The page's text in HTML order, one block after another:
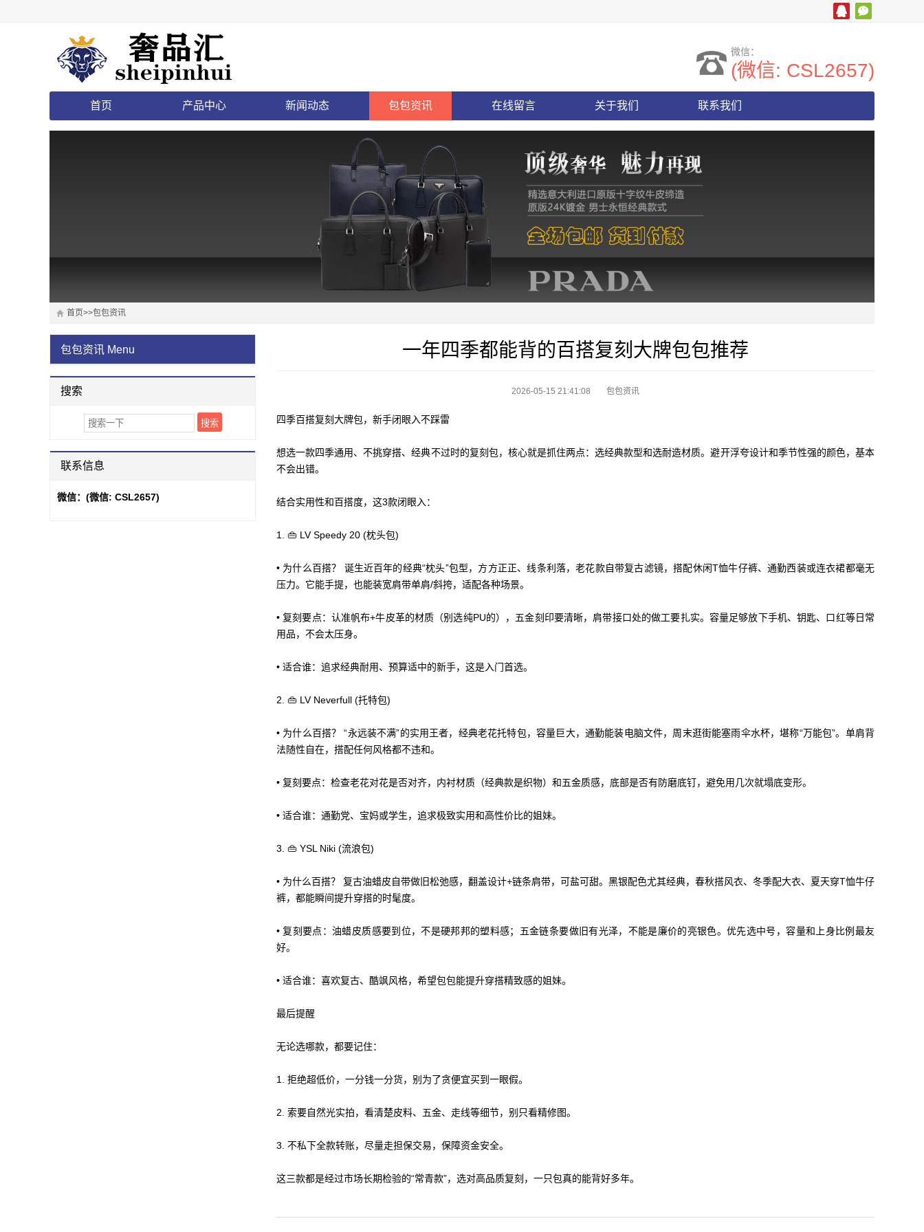
微信：
(微信: CSL2657)
首页 产品中心 新闻动态 包包资讯 在线留言 关于我们 联系我们
首页>>包包资讯
一年四季都能背的百搭复刻大牌包包推荐
2026-05-15 21:41:08 包包资讯
四季百搭复刻大牌包，新手闭眼入不踩雷
想选一款四季通用、不挑穿搭、经典不过时的复刻包，核心就是抓住两点：选经典款型和选耐造材质。避开浮夸设计和季节性强的颜色，基本
不会出错。
结合实用性和百搭度，这3款闭眼入：
1. 👜 LV Speedy 20 (枕头包)
• 为什么百搭？ 诞生近百年的经典“枕头”包型，方方正正、线条利落，老花款自带复古滤镜，搭配休闲T恤牛仔裤、通勤西装或连衣裙都毫无
压力。它能手提，也能装宽肩带单肩/斜挎，适配各种场景。
• 复刻要点：认准帆布+牛皮革的材质（别选纯PU的），五金刻印要清晰，肩带接口处的做工要扎实。容量足够放下手机、钥匙、口红等日常
用品，不会太压身。
• 适合谁：追求经典耐用、预算适中的新手，这是入门首选。
2. 👜 LV Neverfull (托特包)
• 为什么百搭？ “永远装不满”的实用王者，经典老花托特包，容量巨大，通勤能装电脑文件，周末逛街能塞雨伞水杯，堪称“万能包”。单肩背
法随性自在，搭配任何风格都不违和。
• 复刻要点：检查老花对花是否对齐，内衬材质（经典款是织物）和五金质感，底部是否有防磨底钉，避免用几次就塌底变形。
• 适合谁：通勤党、宝妈或学生，追求极致实用和高性价比的姐妹。
3. 👜 YSL Niki (流浪包)
• 为什么百搭？ 复古油蜡皮自带做旧松弛感，翻盖设计+链条肩带，可盐可甜。黑银配色尤其经典，春秋搭风衣、冬季配大衣、夏天穿T恤牛仔
裤，都能瞬间提升穿搭的时髦度。
• 复刻要点：油蜡皮质感要到位，不是硬邦邦的塑料感；五金链条要做旧有光泽，不能是廉价的亮银色。优先选中号，容量和上身比例最友
好。
• 适合谁：喜欢复古、酷飒风格，希望包包能提升穿搭精致感的姐妹。
最后提醒
无论选哪款，都要记住：
1. 拒绝超低价，一分钱一分货，别为了贪便宜买到一眼假。
2. 索要自然光实拍，看清楚皮料、五金、走线等细节，别只看精修图。
3. 不私下全款转账，尽量走担保交易，保障资金安全。
这三款都是经过市场长期检验的“常青款”，选对高品质复刻，一只包真的能背好多年。
包包资讯 Menu
搜索
联系信息
微信： (微信: CSL2657)